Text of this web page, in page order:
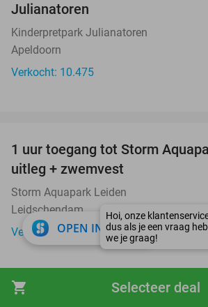
shopping_cart Selecteer deal
Julianatoren
Kinderpretpark Julianatoren
Apeldoorn
Verkocht: 10.475
1 uur toegang tot Storm
uitleg + zwemvest
Storm Aquapark Leiden
Leidschendam
Verkocht: 4.483OPEN IN APP close